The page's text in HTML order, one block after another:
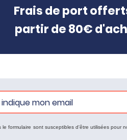
Frais de port
partir de 80€
mon email
le formulaire sont susceptibles d'être utilisées pour